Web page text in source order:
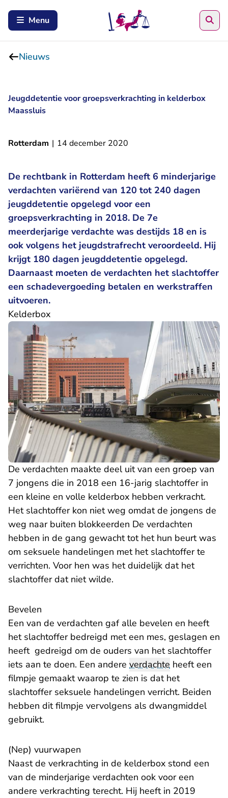
Menu
Nieuws
Jeugddetentie voor groepsverkrachting in kelderbox
Maassluis
Rotterdam | 14 december 2020
De rechtbank in Rotterdam heeft 6 minderjarige
verdachten variërend van 120 tot 240 dagen
jeugddetentie opgelegd voor een
groepsverkrachting in 2018. De 7e
meerderjarige verdachte was destijds 18 en is
ook volgens het jeugdstrafrecht veroordeeld. Hij
krijgt 180 dagen jeugddetentie opgelegd.
Daarnaast moeten de verdachten het slachtoffer
een schadevergoeding betalen en werkstraffen
uitvoeren.
Kelderbox
De verdachten maakte deel uit van een groep van
7 jongens die in 2018 een 16-jarig slachtoffer in
een kleine en volle kelderbox hebben verkracht.
Het slachtoffer kon niet weg omdat de jongens de
weg naar buiten blokkeerden De verdachten
hebben in de gang gewacht tot het hun beurt was
om seksuele handelingen met het slachtoffer te
verrichten. Voor hen was het duidelijk dat het
slachtoffer dat niet wilde.
Bevelen
Een van de verdachten gaf alle bevelen en heeft
het slachtoffer bedreigd met een mes, geslagen en
heeft gedreigd om de ouders van het slachtoffer
iets aan te doen. Een andere verdachte heeft een
filmpje gemaakt waarop te zien is dat het
slachtoffer seksuele handelingen verricht. Beiden
hebben dit filmpje vervolgens als dwangmiddel
gebruikt.
(Nep) vuurwapen
Naast de verkrachting in de kelderbox stond een
van de minderjarige verdachten ook voor een
andere verkrachting terecht. Hij heeft in 2019